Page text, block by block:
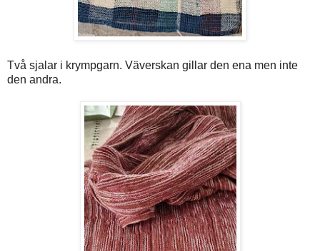
Två sjalar i krympgarn. Väverskan gillar den ena men inte
den andra.